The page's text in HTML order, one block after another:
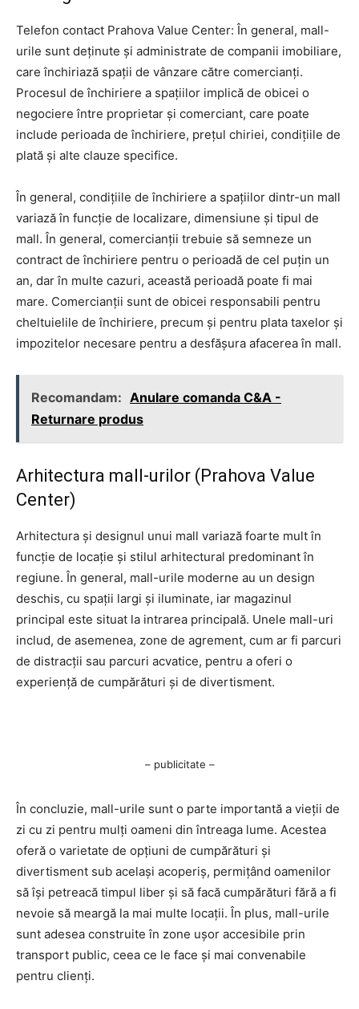
Telefon contact Prahova Value Center: În general, mall-
urile sunt deținute și administrate de companii imobiliare,
care închiriază spații de vânzare către comercianți.
Procesul de închiriere a spațiilor implică de obicei o
negociere între proprietar și comerciant, care poate
include perioada de închiriere, prețul chiriei, condițiile de
plată și alte clauze specifice.
În general, condițiile de închiriere a spațiilor dintr-un mall
variază în funcție de localizare, dimensiune și tipul de
mall. În general, comercianții trebuie să semneze un
contract de închiriere pentru o perioadă de cel puțin un
an, dar în multe cazuri, această perioadă poate fi mai
mare. Comercianții sunt de obicei responsabili pentru
cheltuielile de închiriere, precum și pentru plata taxelor și
impozitelor necesare pentru a desfășura afacerea în mall.
Recomandam: Anulare comanda C&A -
Returnare produs
Arhitectura mall-urilor (Prahova Value
Center)
Arhitectura și designul unui mall variază foarte mult în
funcție de locație și stilul arhitectural predominant în
regiune. În general, mall-urile moderne au un design
deschis, cu spații largi și iluminate, iar magazinul
principal este situat la intrarea principală. Unele mall-uri
includ, de asemenea, zone de agrement, cum ar fi parcuri
de distracții sau parcuri acvatice, pentru a oferi o
experiență de cumpărături și de divertisment.
– publicitate –
În concluzie, mall-urile sunt o parte importantă a vieții de
zi cu zi pentru mulți oameni din întreaga lume. Acestea
oferă o varietate de opțiuni de cumpărături și
divertisment sub același acoperiș, permițând oamenilor
să își petreacă timpul liber și să facă cumpărături fără a fi
nevoie să meargă la mai multe locații. În plus, mall-urile
sunt adesea construite în zone ușor accesibile prin
transport public, ceea ce le face și mai convenabile
pentru clienți.